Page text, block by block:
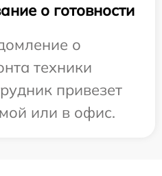
о готовности
о
техники
привезет
или в офис.